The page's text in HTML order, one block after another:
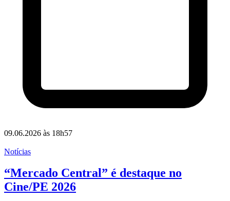
09.06.2026 às 18h57
Notícias
“Mercado Central” é destaque no
Cine/PE 2026